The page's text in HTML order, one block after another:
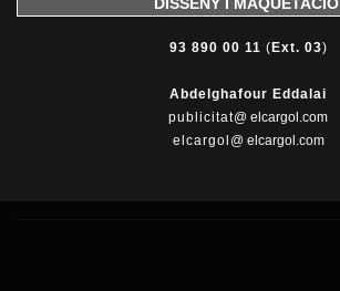
93 890 00 11 ( Ext. 03)
Abdelghafour Eddalai
publicitat@ elcargol.com
elcargol @ elcargol.com